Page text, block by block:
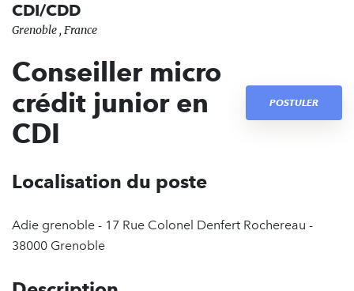
CDI/CDD
Grenoble , France
Conseiller micro
crédit junior en
CDI
POSTULER
Localisation du poste
Adie grenoble - 17 Rue Colonel Denfert Rochereau -
38000 Grenoble